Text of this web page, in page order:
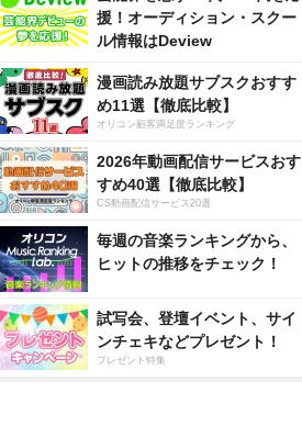
援！オーディション・スクー
ル情報はDeview
漫画読み放題サブスクおすす
め11選【徹底比較】
オリコン顧客満足度ランキング
2026年動画配信サービスおす
すめ40選【徹底比較】
CS動画配信サービス20選
毎週の音楽ランキングから、
ヒットの推移をチェック！
試写会、登壇イベント、サイ
ンチェキなどプレゼント！
プレゼント特集